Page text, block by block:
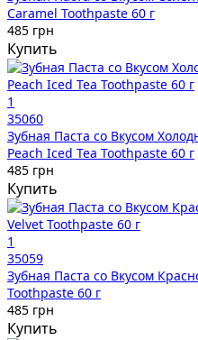
Caramel Toothpaste 60 г
485 грн
Купить
1
35060
Зубная Паста со Вкусом
Peach Iced Tea Toothpaste 60 г
485 грн
Купить
1
35059
Зубная Паста со Вкусом
Toothpaste 60 г
485 грн
Купить